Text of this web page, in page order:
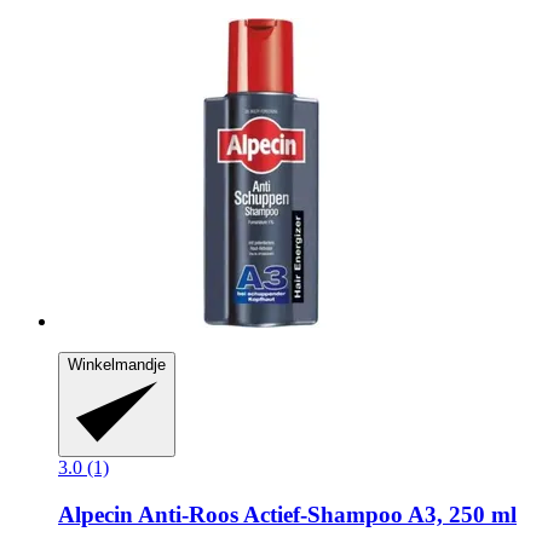
Winkelmandje
3.0 (1)
Alpecin Anti-​Roos Actief-​Shampoo A3, 250 ml